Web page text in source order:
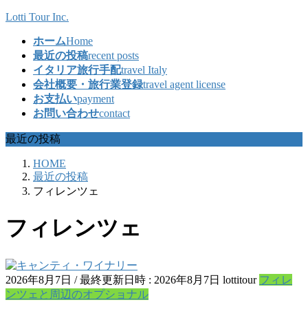
コ
ッ
プ
ナ
移
動
Lotti Tour Inc.
ホームHome
最近の投稿recent posts
イタリア旅行手配travel Italy
会社概要・旅行業登録travel agent license
お支払いpayment
お問い合わせcontact
最近の投稿
HOME
最近の投稿
フィレンツェ
フィレンツェ
2026年8月7日 / 最終更新日時 : 2026年8月7日 lottitour フィレ
ンツェと周辺のオプショナル